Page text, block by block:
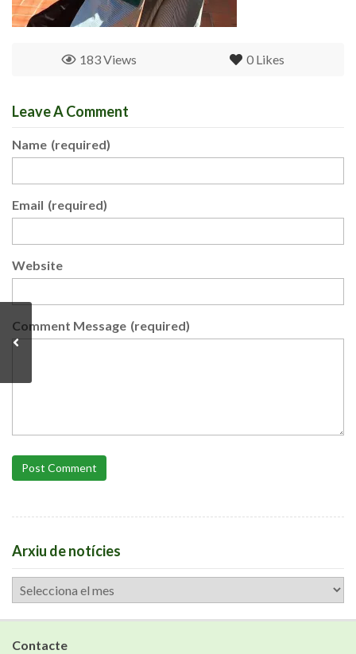
0 Likes
183 Views
Leave A Comment
Name (required)
Email (required)
Website
Comment Message (required)
Post Comment
Arxiu de notícies
Arxiu
de
notícies
Contacte